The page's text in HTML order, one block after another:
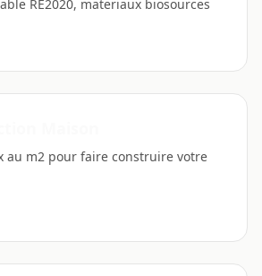
RE2020, materiaux biosources
au m2 pour faire construire votre